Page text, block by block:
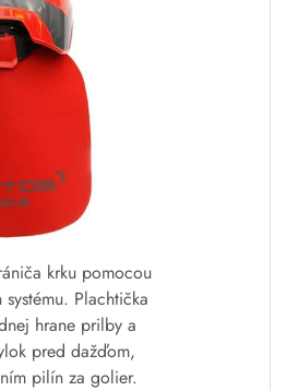
krku pomocou
Plachtička
hrane prilby a
pred dažďom,
pilín za golier.